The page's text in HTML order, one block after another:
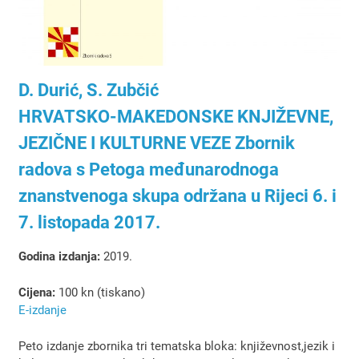
D. Durić, S. Zubčić
HRVATSKO-MAKEDONSKE KNJIŽEVNE,
JEZIČNE I KULTURNE VEZE Zbornik
radova s Petoga međunarodnoga
znanstvenoga skupa održana u Rijeci 6. i
7. listopada 2017.
Godina izdanja:2019.
Cijena: 100 kn (tiskano)
E-izdanje
Peto izdanje zbornika tri tematska bloka: književnost,jezik i